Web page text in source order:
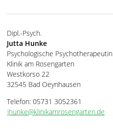
Dipl.-Psych.
Jutta Hunke
Psychologische Psychotherapeutin
Klinik am Rosengarten
Westkorso 22
32545 Bad Oeynhausen
Telefon: 05731 3052361
jhunke@klinikamrosengarten.de